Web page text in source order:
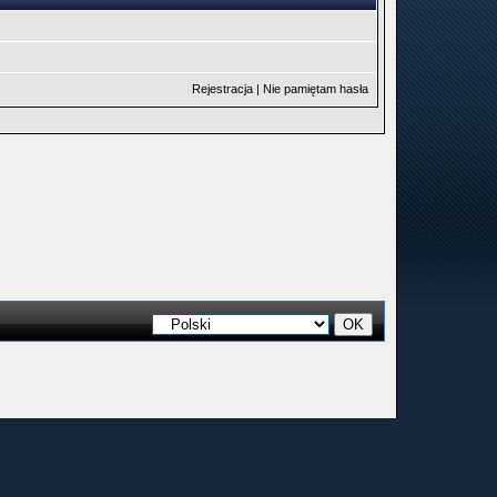
Rejestracja| Nie pamiętam hasła